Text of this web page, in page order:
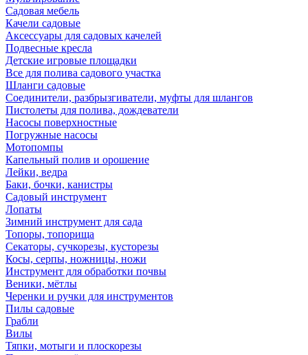
Садовая мебель
Качели садовые
Аксессуары для садовых качелей
Подвесные кресла
Детские игровые площадки
Все для полива садового участка
Шланги садовые
Соединители, разбрызгиватели, муфты для шлангов
Пистолеты для полива, дождеватели
Насосы поверхностные
Погружные насосы
Мотопомпы
Капельный полив и орошение
Лейки, ведра
Баки, бочки, канистры
Садовый инструмент
Лопаты
Зимний инструмент для сада
Топоры, топорища
Секаторы, сучкорезы, кусторезы
Косы, серпы, ножницы, ножи
Инструмент для обработки почвы
Веники, мётлы
Черенки и ручки для инструментов
Пилы садовые
Грабли
Вилы
Тяпки, мотыги и плоскорезы